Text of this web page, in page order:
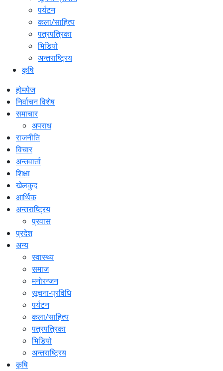
पर्यटन
कला/साहित्य
पत्रपत्रिका
भिडियो
अन्तराष्ट्रिय
कृषि
होमपेज
निर्वाचन विशेष
समाचार
अपराध
राजनीति
विचार
अन्तवार्ता
शिक्षा
खेलकुद
आर्थिक
अन्तराष्ट्रिय
प्रवास
प्रदेश
अन्य
स्वास्थ्य
समाज
मनोरन्जन
सूचना-प्रविधि
पर्यटन
कला/साहित्य
पत्रपत्रिका
भिडियो
अन्तराष्ट्रिय
कृषि